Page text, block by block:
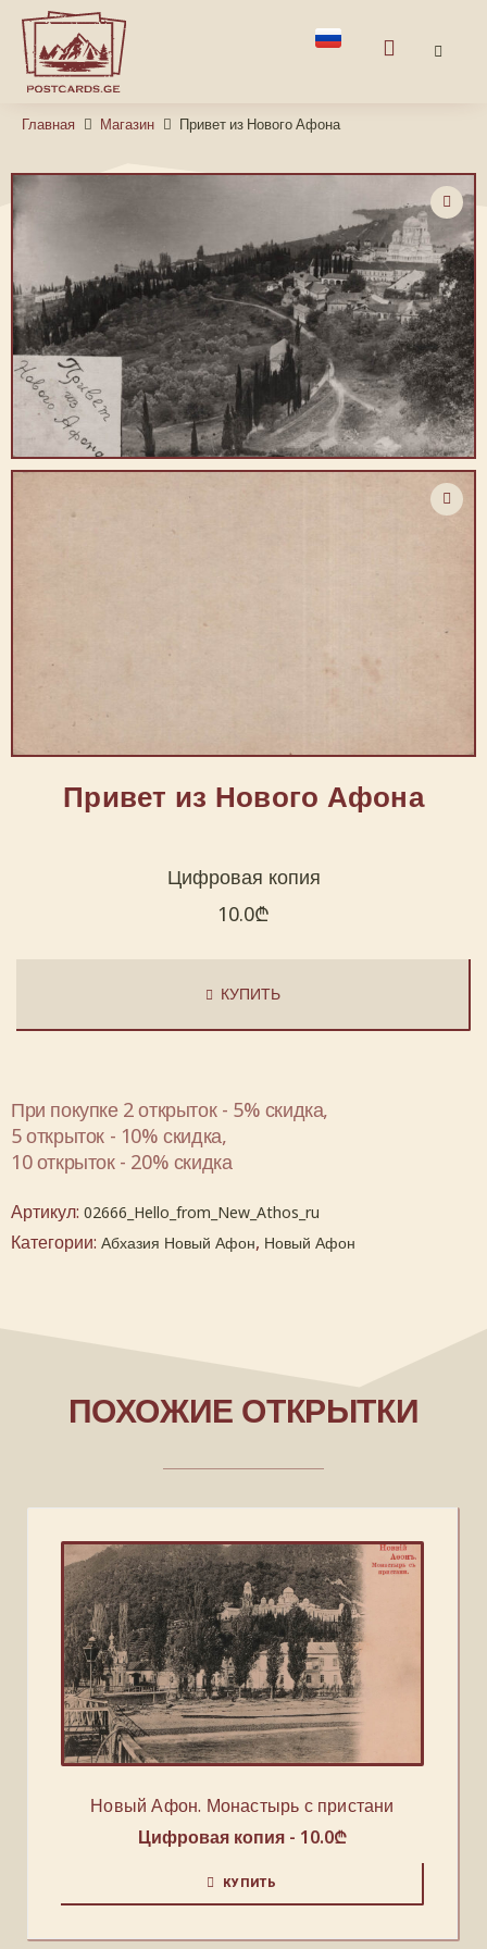
Главная Магазин Привет из Нового Афона
Привет из Нового Афона
Цифровая копия
10.0₾
КУПИТЬ
При покупке 2 открыток - 5% скидка,
5 открыток - 10% скидка,
10 открыток - 20% скидка
Артикул: 02666_Hello_from_New_Athos_ru
Категории: Абхазия Новый Афон, Новый Афон
ПОХОЖИЕ ОТКРЫТКИ
Новый Афон. Монастырь с пристани
Цифровая копия - 10.0₾
КУПИТЬ